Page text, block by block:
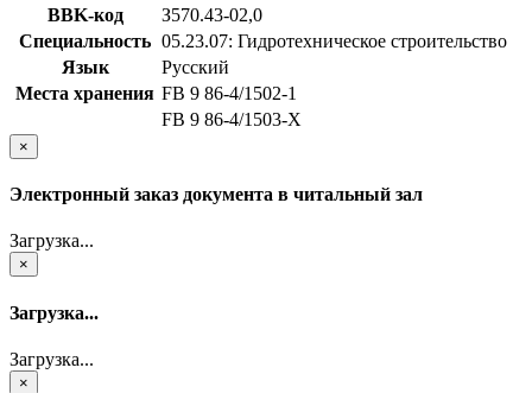
BBK-код
З570.43-02,0
Специальность 05.23.07: Гидротехническое строительство
Язык
Русский
Места хранения FB 9 86-4/1502-1
FB 9 86-4/1503-Х
×
Электронный заказ документа в читальный зал
Загрузка...
×
Загрузка...
Загрузка...
×